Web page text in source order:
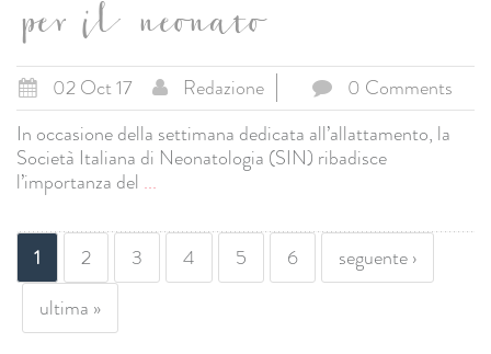
per il neonato
02 Oct 17 Redazione
0 Comments
In occasione della settimana dedicata all’allattamento, la
Società Italiana di Neonatologia (SIN) ribadisce
l’importanza del ...
PAGINE
1 2 3 4 5 6
seguente ›
ultima »